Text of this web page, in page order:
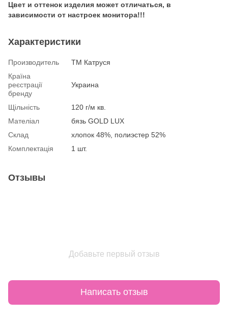
Цвет и оттенок изделия может отличаться, в
зависимости от настроек монитора!!!
Характеристики
Производитель
ТМ Катруся
Країна
реєстрації
бренду
Украина
Щільність
120 г/м кв.
Мателіал
бязь GOLD LUX
Склад
хлопок 48%, полиэстер 52%
Комплектація
1 шт.
Отзывы
Добавьте первый отзыв
Написать отзыв